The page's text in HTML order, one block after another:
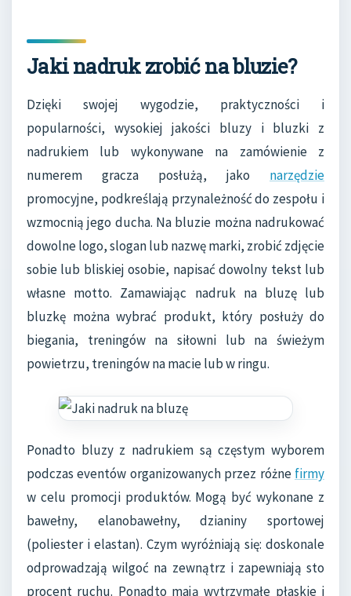
Jaki nadruk zrobić na bluzie?
Dzięki swojej wygodzie, praktyczności i
popularności, wysokiej jakości bluzy i bluzki z
nadrukiem lub wykonywane na zamówienie z
numerem gracza posłużą, jako narzędzie
promocyjne, podkreślają przynależność do zespołu i
wzmocnią jego ducha. Na bluzie można nadrukować
dowolne logo, slogan lub nazwę marki, zrobić zdjęcie
sobie lub bliskiej osobie, napisać dowolny tekst lub
własne motto. Zamawiając nadruk na bluzę lub
bluzkę można wybrać produkt, który posłuży do
biegania, treningów na siłowni lub na świeżym
powietrzu, treningów na macie lub w ringu.
Ponadto bluzy z nadrukiem są częstym wyborem
podczas eventów organizowanych przez różne firmy
w celu promocji produktów. Mogą być wykonane z
bawełny, elanobawełny, dzianiny sportowej
(poliester i elastan). Czym wyróżniają się: doskonale
odprowadzają wilgoć na zewnątrz i zapewniają sto
procent ruchu. Ponadto mają wytrzymałe płaskie i